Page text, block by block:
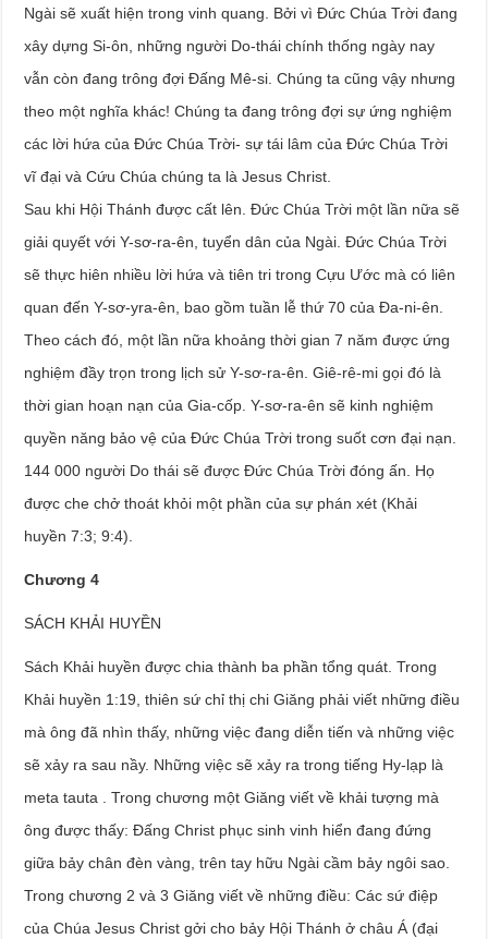
Ngài sẽ xuất hiện trong vinh quang. Bởi vì Đức Chúa Trời đang
xây dựng Si-ôn, những người Do-thái chính thống ngày nay
vẫn còn đang trông đợi Đấng Mê-si. Chúng ta cũng vậy nhưng
theo một nghĩa khác! Chúng ta đang trông đợi sự ứng nghiệm
các lời hứa của Đức Chúa Trời- sự tái lâm của Đức Chúa Trời
vĩ đại và Cứu Chúa chúng ta là Jesus Christ.
Sau khi Hội Thánh được cất lên. Đức Chúa Trời một lần nữa sẽ
giải quyết với Y-sơ-ra-ên, tuyển dân của Ngài. Đức Chúa Trời
sẽ thực hiên nhiều lời hứa và tiên tri trong Cựu Ước mà có liên
quan đến Y-sơ-yra-ên, bao gồm tuần lễ thứ 70 của Đa-ni-ên.
Theo cách đó, một lần nữa khoảng thời gian 7 năm được ứng
nghiệm đầy trọn trong lịch sử Y-sơ-ra-ên. Giê-rê-mi gọi đó là
thời gian hoạn nạn của Gia-cốp. Y-sơ-ra-ên sẽ kinh nghiệm
quyền năng bảo vệ của Đức Chúa Trời trong suốt cơn đại nạn.
144 000 người Do thái sẽ được Đức Chúa Trời đóng ấn. Họ
được che chở thoát khỏi một phần của sự phán xét (Khải
huyền 7:3; 9:4).
Chương 4
SÁCH KHẢI HUYỀN
Sách Khải huyền được chia thành ba phần tổng quát. Trong
Khải huyền 1:19, thiên sứ chỉ thị chi Giăng phải viết những điều
mà ông đã nhìn thấy, những việc đang diễn tiến và những việc
sẽ xảy ra sau nầy. Những việc sẽ xảy ra trong tiếng Hy-lạp là
meta tauta . Trong chương một Giăng viết về khải tượng mà
ông được thấy: Đấng Christ phục sinh vinh hiển đang đứng
giữa bảy chân đèn vàng, trên tay hữu Ngài cầm bảy ngôi sao.
Trong chương 2 và 3 Giăng viết về những điều: Các sứ điệp
của Chúa Jesus Christ gởi cho bảy Hội Thánh ở châu Á (đại